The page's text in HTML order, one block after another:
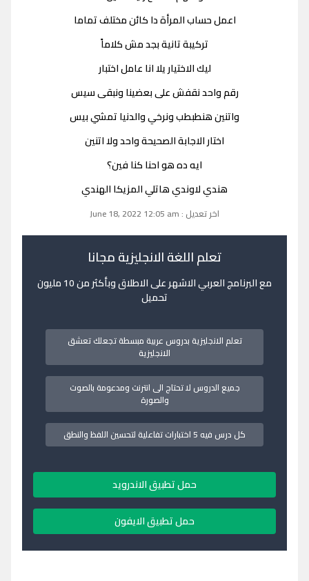
اعمل حساب المرأة دا كائن مختلف تماما
تركيبة تانية بجد مش كلاماً
ليك الاختيار يلا انا عامل اختبار
رقم واحد نقفش على بعضينا ونبقى سيس
واتنين هنطبطب ونرخي والدنيا تمشي بيس
اختار الاجابة الصحيحة واحد ولا اتنين
ايه ده هو احنا كنا فين؟
هندي لاوندي هاتلي المزيكا الهندي
اخر تعديل : June 18, 2022 12:05 am
تعلم اللغة الانجليزية مجانا
مع البرنامج العربي الاشهر على الاطلاق وبأكثر من 10 مليون
تحميل
تعلم الانجليزية بدروس عربية مبسطة تجعلك تعشق
الانجليزية
جميع الدروس لا تحتاج الى انترنت ومدعومة بالصوت
والصورة
كل درس فيه 5 اختبارات تفاعلية لتحسين اللفظ والنطق
حمل تطبيق الاندرويد
حمل تطبيق الايفون